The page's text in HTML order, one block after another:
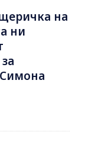
на
ни